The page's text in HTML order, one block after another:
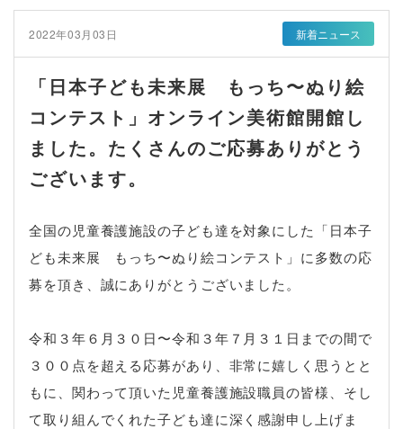
2022年03月03日 新着ニュース
「日本子ども未来展 もっち〜ぬり絵
コンテスト」オンライン美術館開館し
ました。たくさんのご応募ありがとう
ございます。
全国の児童養護施設の子ども達を対象にした「日本子
ども未来展 もっち〜ぬり絵コンテスト」に多数の応
募を頂き、誠にありがとうございました。
令和３年６月３０日〜令和３年７月３１日までの間で
３００点を超える応募があり、非常に嬉しく思うとと
もに、関わって頂いた児童養護施設職員の皆様、そし
て取り組んでくれた子ども達に深く感謝申し上げま